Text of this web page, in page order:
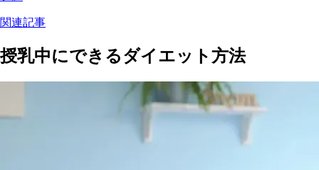
関連記事
授乳中にできるダイエット方法